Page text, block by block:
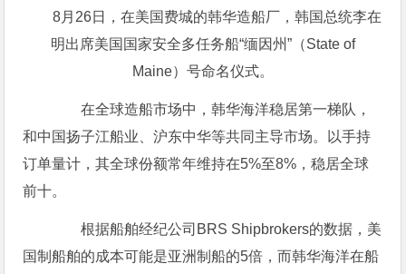
8月26日，在美国费城的韩华造船厂，韩国总统李在
明出席美国国家安全多任务船“缅因州”（State of
Maine）号命名仪式。
在全球造船市场中，韩华海洋稳居第一梯队，
和中国扬子江船业、沪东中华等共同主导市场。以手持
订单量计，其全球份额常年维持在5%至8%，稳居全球
前十。
根据船舶经纪公司BRS Shipbrokers的数据，美
国制船舶的成本可能是亚洲制船的5倍，而韩华海洋在船